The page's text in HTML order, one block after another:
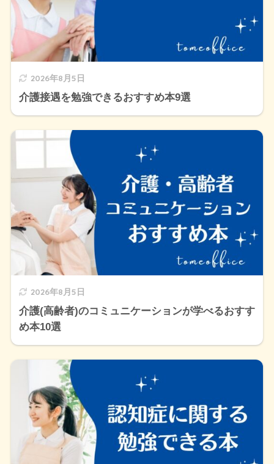
2026年8月5日
介護接遇を勉強できるおすすめ本9選
2026年8月5日
介護(高齢者)のコミュニケーションが学べるおすす
め本10選